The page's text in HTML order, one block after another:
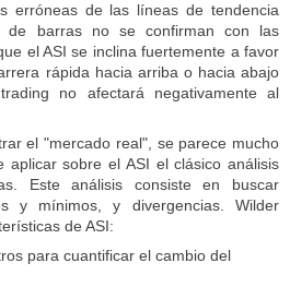
erróneas de las líneas de tendencia
de barras no se confirman con las
el ASI se inclina fuertemente a favor
rápida hacia arriba o hacia abajo
no afectará negativamente al
el "mercado real", se parece mucho
aplicar sobre el ASI el clásico análisis
Este análisis consiste en buscar
y mínimos, y divergencias. Wilder
de ASI:
para cuantificar el cambio del